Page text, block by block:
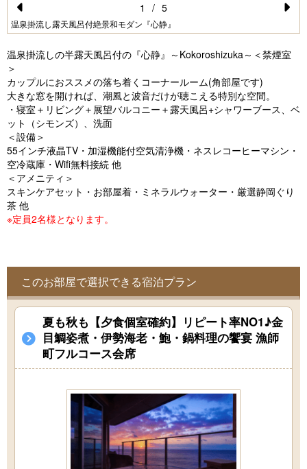
Pr
e
vi
o
u
s
温泉掛流し露天風呂付絶景和モダン『心静』
e
xt
1 / 5
温泉掛流しの半露天風呂付の『心静』～Kokoroshizuka～＜禁煙室
＞
カップルにおススメの落ち着くコーナールーム(角部屋です)
大きな窓を開ければ、潮風と波音だけが聴こえる特別な空間。
・寝室＋リビング＋展望バルコニー＋露天風呂+シャワーブース、ベ
ット（シモンズ）、洗面
＜設備＞
55インチ液晶TV・加湿機能付空気清浄機・ネスレコーヒーマシン・
空冷蔵庫・Wifi無料接続 他
＜アメニティ＞
スキンケアセット・お部屋着・ミネラルウォーター・厳選静岡ぐり
茶 他
※定員2名様となります。
このお部屋で選択できる宿泊プラン
夏も秋も【夕食個室確約】リピート率NO1♪金
目鯛姿煮・伊勢海老・鮑・鍋料理の饗宴 漁師
町フルコース会席